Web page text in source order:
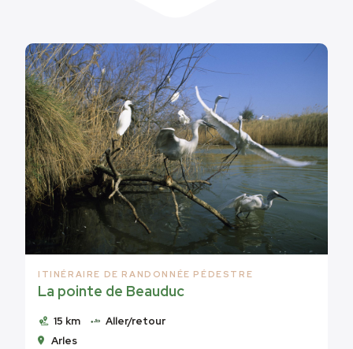
ITINÉRAIRE DE RANDONNÉE PÉDESTRE
La pointe de Beauduc
15 km
Aller/retour
Arles